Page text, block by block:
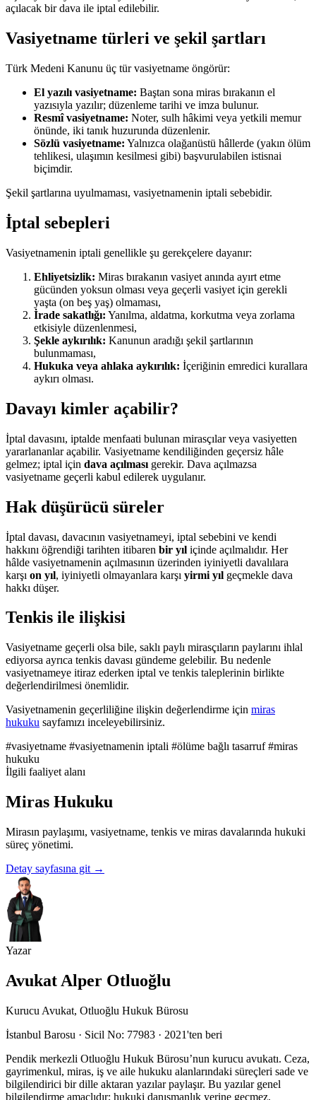
açılacak bir dava ile iptal edilebilir.
Vasiyetname türleri ve şekil şartları
Türk Medeni Kanunu üç tür vasiyetname öngörür:
El yazılı vasiyetname: Baştan sona miras bırakanın el
yazısıyla yazılır; düzenleme tarihi ve imza bulunur.
Resmî vasiyetname: Noter, sulh hâkimi veya yetkili memur
önünde, iki tanık huzurunda düzenlenir.
Sözlü vasiyetname: Yalnızca olağanüstü hâllerde (yakın ölüm
tehlikesi, ulaşımın kesilmesi gibi) başvurulabilen istisnai
biçimdir.
Şekil şartlarına uyulmaması, vasiyetnamenin iptali sebebidir.
İptal sebepleri
Vasiyetnamenin iptali genellikle şu gerekçelere dayanır:
Ehliyetsizlik: Miras bırakanın vasiyet anında ayırt etme
gücünden yoksun olması veya geçerli vasiyet için gerekli
yaşta (on beş yaş) olmaması,
İrade sakatlığı: Yanılma, aldatma, korkutma veya zorlama
etkisiyle düzenlenmesi,
Şekle aykırılık: Kanunun aradığı şekil şartlarının
bulunmaması,
Hukuka veya ahlaka aykırılık: İçeriğinin emredici kurallara
aykırı olması.
Davayı kimler açabilir?
İptal davasını, iptalde menfaati bulunan mirasçılar veya vasiyetten
yararlananlar açabilir. Vasiyetname kendiliğinden geçersiz hâle
gelmez; iptal için dava açılması gerekir. Dava açılmazsa
vasiyetname geçerli kabul edilerek uygulanır.
Hak düşürücü süreler
İptal davası, davacının vasiyetnameyi, iptal sebebini ve kendi
hakkını öğrendiği tarihten itibaren bir yıl içinde açılmalıdır. Her
hâlde vasiyetnamenin açılmasının üzerinden iyiniyetli davalılara
karşı on yıl, iyiniyetli olmayanlara karşı yirmi yıl geçmekle dava
hakkı düşer.
Tenkis ile ilişkisi
Vasiyetname geçerli olsa bile, saklı paylı mirasçıların paylarını ihlal
ediyorsa ayrıca tenkis davası gündeme gelebilir. Bu nedenle
vasiyetnameye itiraz ederken iptal ve tenkis taleplerinin birlikte
değerlendirilmesi önemlidir.
Vasiyetnamenin geçerliliğine ilişkin değerlendirme için miras
hukuku sayfamızı inceleyebilirsiniz.
#vasiyetname #vasiyetnamenin iptali #ölüme bağlı tasarruf#miras
hukuku
İlgili faaliyet alanı
Miras Hukuku
Mirasın paylaşımı, vasiyetname, tenkis ve miras davalarında hukuki
süreç yönetimi.
Detay sayfasına git →
Yazar
Avukat Alper Otluoğlu
Kurucu Avukat, Otluoğlu Hukuk Bürosu
İstanbul Barosu · Sicil No: 77983 · 2021'ten beri
Pendik merkezli Otluoğlu Hukuk Bürosu’nun kurucu avukatı. Ceza,
gayrimenkul, miras, iş ve aile hukuku alanlarındaki süreçleri sade ve
bilgilendirici bir dille aktaran yazılar paylaşır. Bu yazılar genel
bilgilendirme amaçlıdır; hukuki danışmanlık yerine geçmez.